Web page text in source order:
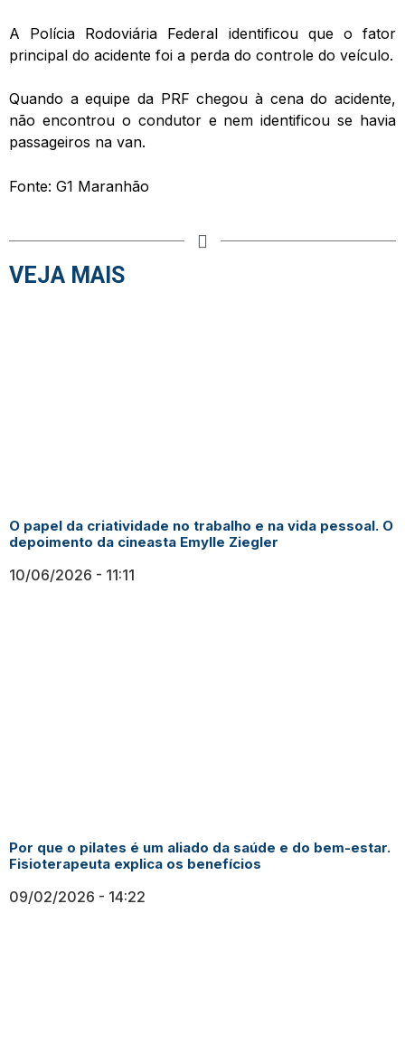
A Polícia Rodoviária Federal identificou que o fator
principal do acidente foi a perda do controle do veículo.
Quando a equipe da PRF chegou à cena do acidente,
não encontrou o condutor e nem identificou se havia
passageiros na van.
Fonte: G1 Maranhão
VEJA MAIS
O papel da criatividade no trabalho e na vida pessoal. O
depoimento da cineasta Emylle Ziegler
10/06/2026 11:11
Por que o pilates é um aliado da saúde e do bem-estar.
Fisioterapeuta explica os benefícios
09/02/2026 14:22